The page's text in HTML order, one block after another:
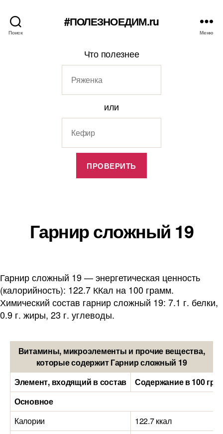
Поиск
#ПОЛЕЗНОЕДИМ.ru
Меню
Что полезнее
или
Гарнир сложный 19
Гарнир сложный 19 — энергетическая ценность
(калорийность): 122.7 ККал на 100 грамм.
Химический состав гарнир сложный 19: 7.1 г. белки,
0.9 г. жиры, 23 г. углеводы.
Витамины, микроэлементы и прочие вещества,
которые содержит Гарнир сложный 19
Элемент, входящий в состав
Содержание в 100
Основное
Калории
122.7 ккал